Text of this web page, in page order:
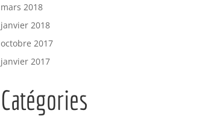
mars 2018
janvier 2018
octobre 2017
janvier 2017
Catégories